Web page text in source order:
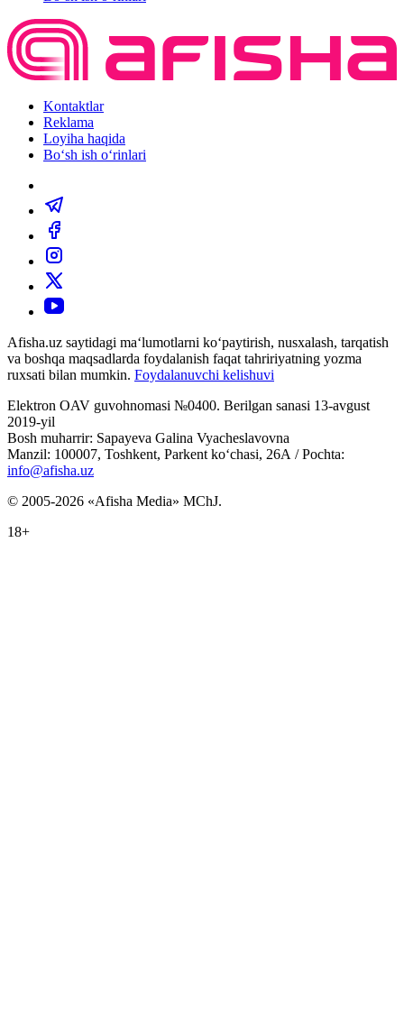
Kontaktlar
Reklama
Loyiha haqida
Bo‘sh ish o‘rinlari
Afisha.uz saytidagi ma‘lumotlarni ko‘paytirish, nusxalash, tarqatish
va boshqa maqsadlarda foydalanish faqat tahririyatning yozma
ruxsati bilan mumkin. Foydalanuvchi kelishuvi
Elektron OAV guvohnomasi №0400. Berilgan sanasi 13-avgust
2019-yil
Bosh muharrir: Sapayeva Galina Vyacheslavovna
Manzil: 100007, Toshkent, Parkent ko‘chasi, 26А / Pochta:
info@afisha.uz
© 2005-2026 «Afisha Media» MChJ.
18+